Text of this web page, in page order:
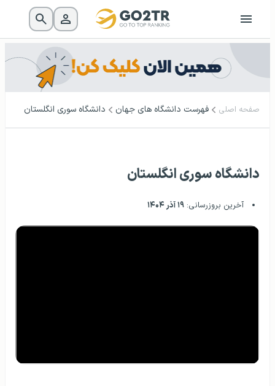
صفحه اصلی فهرست دانشگاه‌ های جهان دانشگاه سوری انگلستان
دانشگاه سوری انگلستان
آخرین بروزرسانی: ۱۹ آذر ۱۴۰۴